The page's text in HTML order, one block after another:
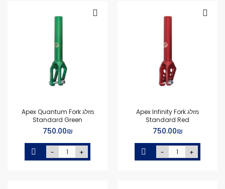
מזלג Apex Infinity Fork
Standard Red
₪‏750.00
- +
מזלג Apex Quantum Fork
Standard Green
₪‏750.00
- +